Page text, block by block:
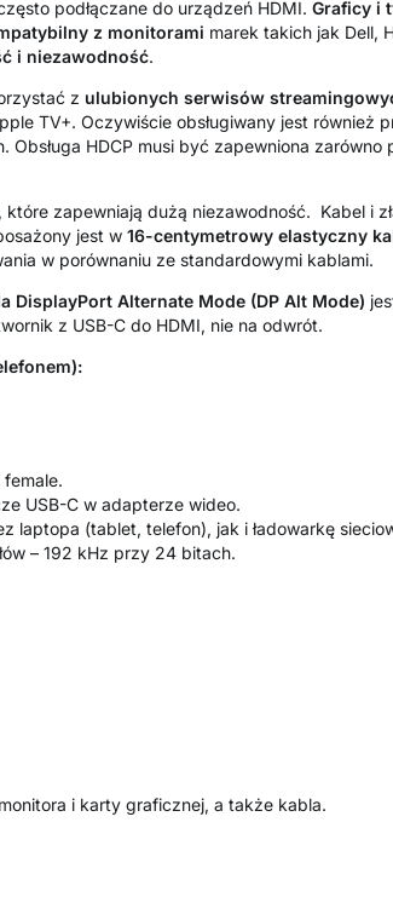
podłączane do urządzeń HDMI. Graficy i
z monitorami marek takich jak Dell,
i niezawodność.
z ulubionych serwisów
TV+. Oczywiście obsługiwany jest również
HDCP musi być zapewniona zarówno
zapewniają dużą niezawodność. Kabel i
jest w 16-centymetrowy elastyczny
w porównaniu ze standardowymi kablami.
DisplayPort Alternate Mode (DP Alt Mode)
z USB-C do HDMI, nie na odwrót.
female.
USB-C w adapterze wideo.
laptopa (tablet, telefon), jak i ładowarkę
– 192 kHz przy 24 bitach.
i karty graficznej, a także kabla.